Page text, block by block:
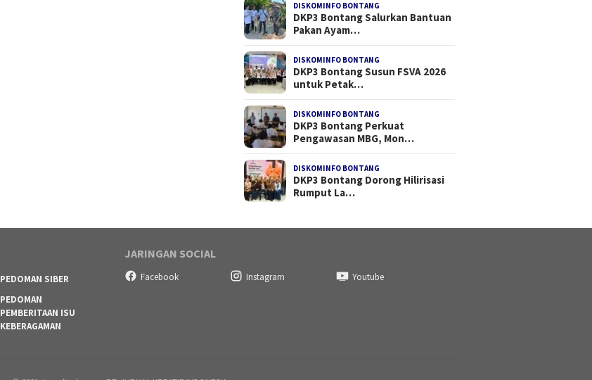
DISKOMINFO BONTANG
DKP3 Bontang Salurkan Bantuan
Pakan Ayam…
DISKOMINFO BONTANG
DKP3 Bontang Susun FSVA 2026
untuk Petak…
DISKOMINFO BONTANG
DKP3 Bontang Perkuat
Pengawasan MBG, Mon…
DISKOMINFO BONTANG
DKP3 Bontang Dorong Hilirisasi
Rumput La…
PEDOMAN SIBER
PEDOMAN
PEMBERITAAN ISU
KEBERAGAMAN
JARINGAN SOCIAL
Facebook Instagram Youtube